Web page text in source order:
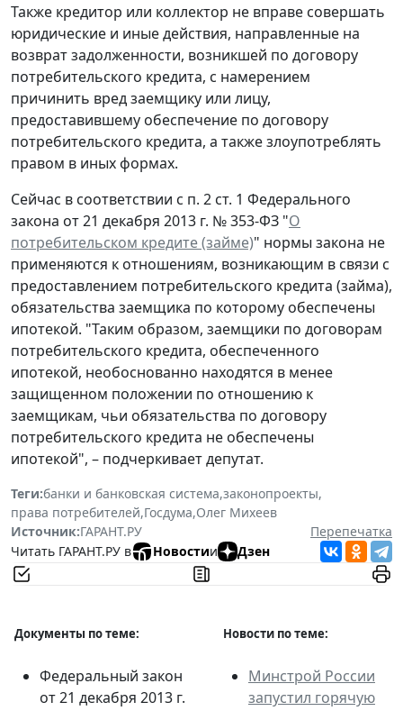
Также кредитор или коллектор не вправе совершать
юридические и иные действия, направленные на
возврат задолженности, возникшей по договору
потребительского кредита, с намерением
причинить вред заемщику или лицу,
предоставившему обеспечение по договору
потребительского кредита, а также злоупотреблять
правом в иных формах.
Сейчас в соответствии с п. 2 ст. 1 Федерального
закона от 21 декабря 2013 г. № 353-ФЗ "О
потребительском кредите (займе)" нормы закона не
применяются к отношениям, возникающим в связи с
предоставлением потребительского кредита (займа),
обязательства заемщика по которому обеспечены
ипотекой. "Таким образом, заемщики по договорам
потребительского кредита, обеспеченного
ипотекой, необоснованно находятся в менее
защищенном положении по отношению к
заемщикам, чьи обязательства по договору
потребительского кредита не обеспечены
ипотекой", – подчеркивает депутат.
Теги:банки и банковская система,законопроекты,
права потребителей,Госдума,Олег Михеев
Источник:ГАРАНТ.РУ
Перепечатка
Читать ГАРАНТ.РУ в
Новостии Дзен
Документы по теме: Новости по теме:
Федеральный закон
от 21 декабря 2013 г.
Минстрой России
запустил горячую